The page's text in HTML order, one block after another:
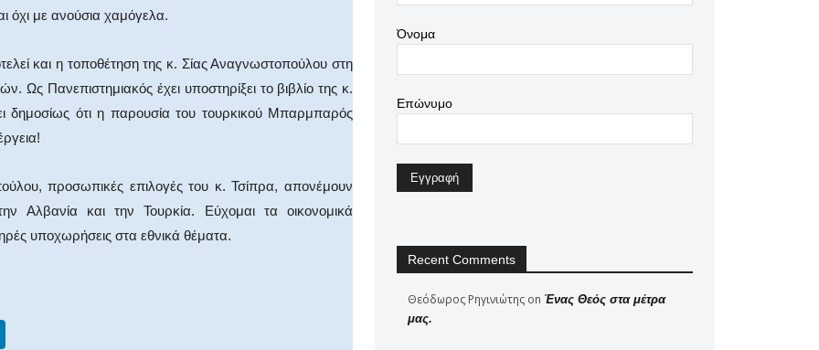
όχι με ανούσια χαμόγελα.
και η τοποθέτηση της κ. Σίας Αναγνωστοπούλου στη
Πανεπιστημιακός έχει υποστηρίξει το βιβλίο της κ.
δημοσίως ότι η παρουσία του τουρκικού Μπαρμπαρός
προσωπικές επιλογές του κ. Τσίπρα, απονέμουν
Αλβανία και την Τουρκία. Εύχομαι τα οικονομικά
υποχωρήσεις στα εθνικά θέματα.
Όνομα
Επώνυμο
Recent Comments
Θεόδωρος Ρηγινιώτης on Ένας Θεός στα μέτρα
μας.